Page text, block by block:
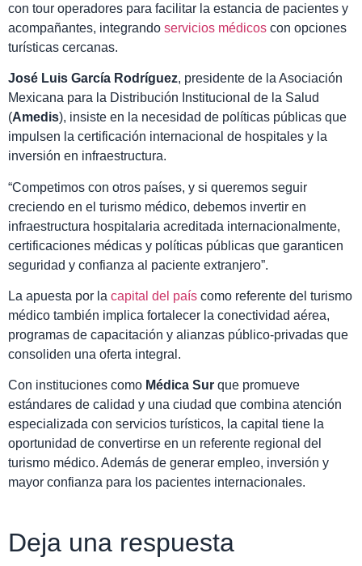
con tour operadores para facilitar la estancia de pacientes y
acompañantes, integrando servicios médicos con opciones
turísticas cercanas.
José Luis García Rodríguez, presidente de la Asociación
Mexicana para la Distribución Institucional de la Salud
(Amedis), insiste en la necesidad de políticas públicas que
impulsen la certificación internacional de hospitales y la
inversión en infraestructura.
“Competimos con otros países, y si queremos seguir
creciendo en el turismo médico, debemos invertir en
infraestructura hospitalaria acreditada internacionalmente,
certificaciones médicas y políticas públicas que garanticen
seguridad y confianza al paciente extranjero”.
La apuesta por la capital del país como referente del turismo
médico también implica fortalecer la conectividad aérea,
programas de capacitación y alianzas público-privadas que
consoliden una oferta integral.
Con instituciones como Médica Sur que promueve
estándares de calidad y una ciudad que combina atención
especializada con servicios turísticos, la capital tiene la
oportunidad de convertirse en un referente regional del
turismo médico. Además de generar empleo, inversión y
mayor confianza para los pacientes internacionales.
Deja una respuesta